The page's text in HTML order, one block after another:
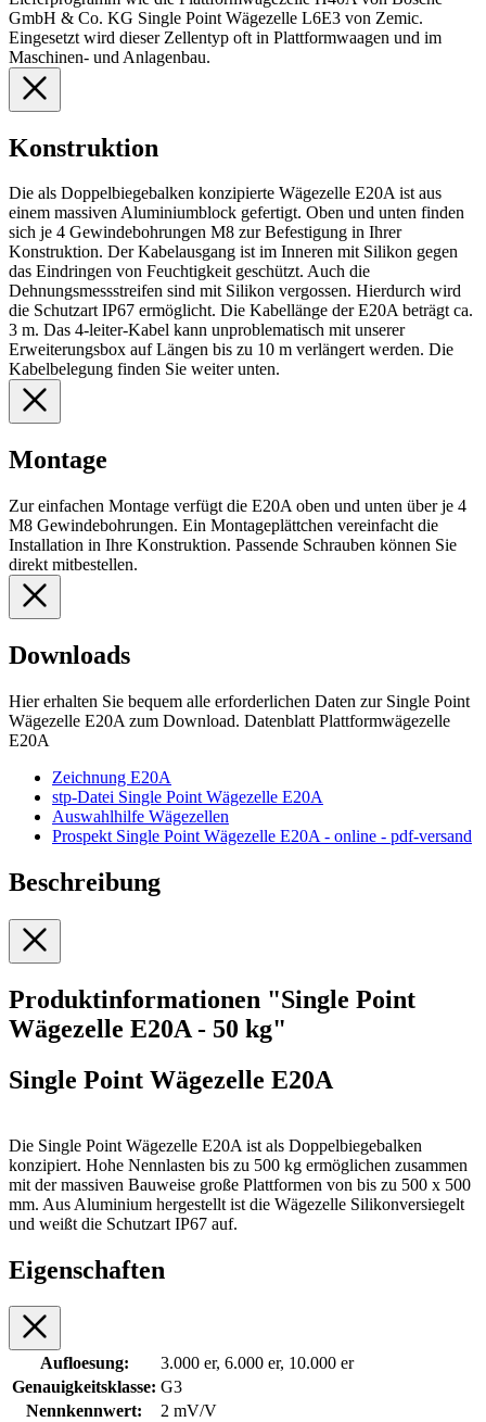
GmbH & Co. KG Single Point Wägezelle L6E3 von Zemic.
Eingesetzt wird dieser Zellentyp oft in Plattformwaagen und im
Maschinen- und Anlagenbau.
Konstruktion
Die als Doppelbiegebalken konzipierte Wägezelle E20A ist aus
einem massiven Aluminiumblock gefertigt. Oben und unten finden
sich je 4 Gewindebohrungen M8 zur Befestigung in Ihrer
Konstruktion. Der Kabelausgang ist im Inneren mit Silikon gegen
das Eindringen von Feuchtigkeit geschützt. Auch die
Dehnungsmessstreifen sind mit Silikon vergossen. Hierdurch wird
die Schutzart IP67 ermöglicht. Die Kabellänge der E20A beträgt ca.
3 m. Das 4-leiter-Kabel kann unproblematisch mit unserer
Erweiterungsbox auf Längen bis zu 10 m verlängert werden. Die
Kabelbelegung finden Sie weiter unten.
Montage
Zur einfachen Montage verfügt die E20A oben und unten über je 4
M8 Gewindebohrungen. Ein Montageplättchen vereinfacht die
Installation in Ihre Konstruktion. Passende Schrauben können Sie
direkt mitbestellen.
Downloads
Hier erhalten Sie bequem alle erforderlichen Daten zur Single Point
Wägezelle E20A zum Download. Datenblatt Plattformwägezelle
E20A
Zeichnung E20A
stp-Datei Single Point Wägezelle E20A
Auswahlhilfe Wägezellen
Prospekt Single Point Wägezelle E20A - online - pdf-versand
Beschreibung
Produktinformationen "Single Point
Wägezelle E20A - 50 kg"
Single Point Wägezelle E20A
Die Single Point Wägezelle E20A ist als Doppelbiegebalken
konzipiert. Hohe Nennlasten bis zu 500 kg ermöglichen zusammen
mit der massiven Bauweise große Plattformen von bis zu 500 x 500
mm. Aus Aluminium hergestellt ist die Wägezelle Silikonversiegelt
und weißt die Schutzart IP67 auf.
Eigenschaften
Aufloesung:
3.000 er, 6.000 er, 10.000 er
Genauigkeitsklasse: G3
Nennkennwert:
2 mV/V